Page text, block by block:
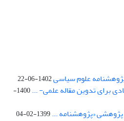
علوم سیاسی1402-06-22
برای تدوین مقاله علمی- ...
1400-
پژوهشی «پژوهشنامه ...1399-02-04